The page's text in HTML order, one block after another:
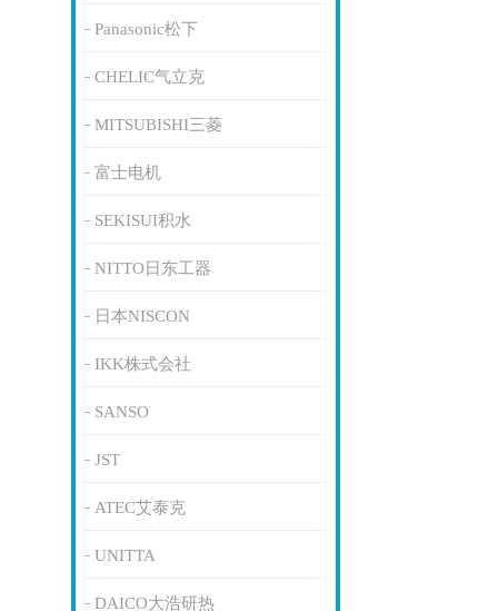
Panasonic松下
CHELIC气立克
MITSUBISHI三菱
富士电机
SEKISUI积水
NITTO日东工器
日本NISCON
IKK株式会社
SANSO
JST
ATEC艾泰克
UNITTA
DAICO大浩研热